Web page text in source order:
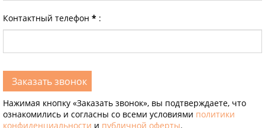
Контактный телефон * :
Нажимая кнопку «Заказать звонок», вы подтверждаете, что
ознакомились и согласны со всеми условиями политики
конфиденциальности и публичной оферты.